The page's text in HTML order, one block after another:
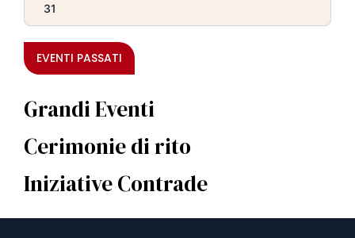
31
EVENTI PASSATI
Grandi Eventi
Cerimonie di rito
Iniziative Contrade